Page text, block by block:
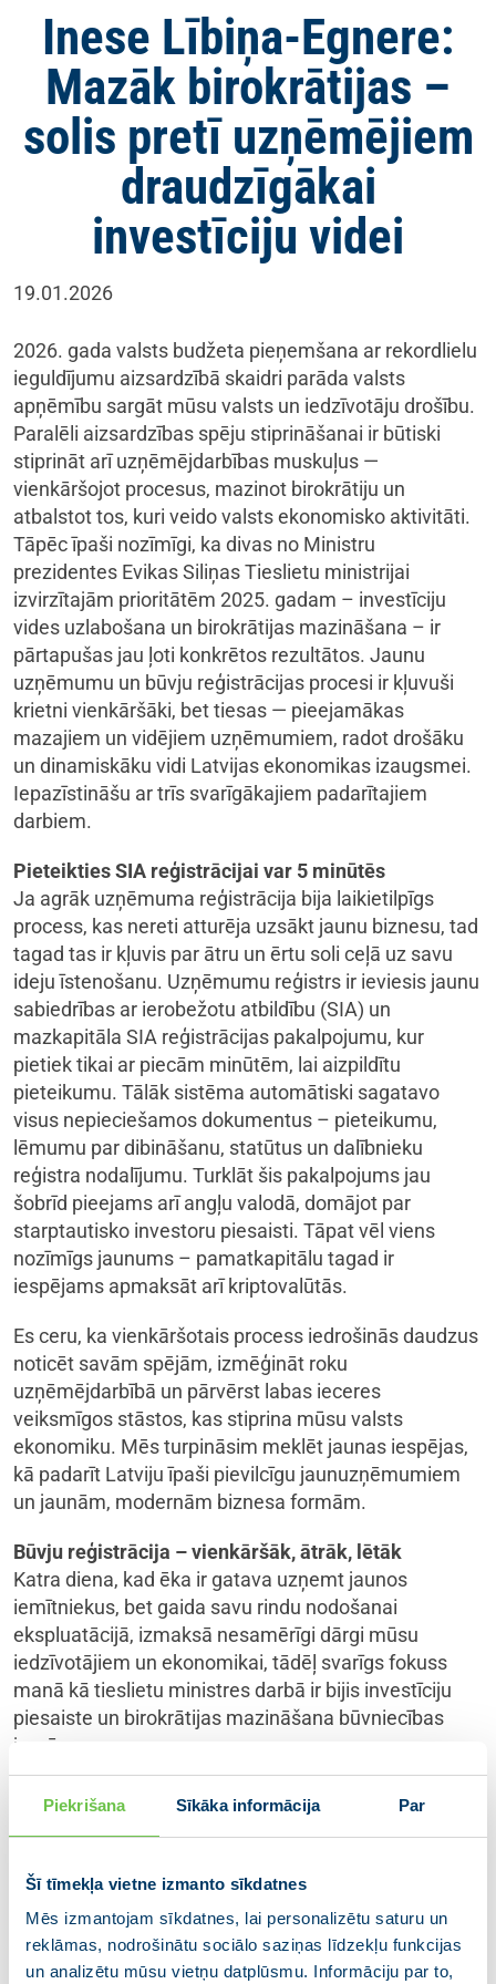
Piekrišana Sīkāka informācija Par
Šī tīmekļa vietne izmanto sīkdatnes
Mēs izmantojam sīkdatnes, lai personalizētu saturu un
reklāmas, nodrošinātu sociālo saziņas līdzekļu funkcijas
un analizētu mūsu vietņu datplūsmu. Informāciju par to,
Inese Lībiņa-Egnere:
Mazāk birokrātijas –
solis pretī uzņēmējiem
draudzīgākai
investīciju videi
19.01.2026
2026. gada valsts budžeta pieņemšana ar rekordlielu
ieguldījumu aizsardzībā skaidri parāda valsts
apņēmību sargāt mūsu valsts un iedzīvotāju drošību.
Paralēli aizsardzības spēju stiprināšanai ir būtiski
stiprināt arī uzņēmējdarbības muskuļus —
vienkāršojot procesus, mazinot birokrātiju un
atbalstot tos, kuri veido valsts ekonomisko aktivitāti.
Tāpēc īpaši nozīmīgi, ka divas no Ministru
prezidentes Evikas Siliņas Tieslietu ministrijai
izvirzītajām prioritātēm 2025. gadam – investīciju
vides uzlabošana un birokrātijas mazināšana – ir
pārtapušas jau ļoti konkrētos rezultātos. Jaunu
uzņēmumu un būvju reģistrācijas procesi ir kļuvuši
krietni vienkāršāki, bet tiesas — pieejamākas
mazajiem un vidējiem uzņēmumiem, radot drošāku
un dinamiskāku vidi Latvijas ekonomikas izaugsmei.
Iepazīstināšu ar trīs svarīgākajiem padarītajiem
darbiem.
Pieteikties SIA reģistrācijai var 5 minūtēs
Ja agrāk uzņēmuma reģistrācija bija laikietilpīgs
process, kas nereti atturēja uzsākt jaunu biznesu, tad
tagad tas ir kļuvis par ātru un ērtu soli ceļā uz savu
ideju īstenošanu. Uzņēmumu reģistrs ir ieviesis jaunu
sabiedrības ar ierobežotu atbildību (SIA) un
mazkapitāla SIA reģistrācijas pakalpojumu, kur
pietiek tikai ar piecām minūtēm, lai aizpildītu
pieteikumu. Tālāk sistēma automātiski sagatavo
visus nepieciešamos dokumentus – pieteikumu,
lēmumu par dibināšanu, statūtus un dalībnieku
reģistra nodalījumu. Turklāt šis pakalpojums jau
šobrīd pieejams arī angļu valodā, domājot par
starptautisko investoru piesaisti. Tāpat vēl viens
nozīmīgs jaunums – pamatkapitālu tagad ir
iespējams apmaksāt arī kriptovalūtās.
Es ceru, ka vienkāršotais process iedrošinās daudzus
noticēt savām spējām, izmēģināt roku
uzņēmējdarbībā un pārvērst labas ieceres
veiksmīgos stāstos, kas stiprina mūsu valsts
ekonomiku. Mēs turpināsim meklēt jaunas iespējas,
kā padarīt Latviju īpaši pievilcīgu jaunuzņēmumiem
un jaunām, modernām biznesa formām.
Būvju reģistrācija – vienkāršāk, ātrāk, lētāk
Katra diena, kad ēka ir gatava uzņemt jaunos
iemītniekus, bet gaida savu rindu nodošanai
ekspluatācijā, izmaksā nesamērīgi dārgi mūsu
iedzīvotājiem un ekonomikai, tādēļ svarīgs fokuss
manā kā tieslietu ministres darbā ir bijis investīciju
piesaiste un birokrātijas mazināšana būvniecības
jomā.
Esmu patiesi lepna, ka 2026. gada 6. janvārī darbu
(būvvaldē, Valsts zemes dienestā un Zemesgrāmatā)
ar iesniegumiem, bet pietiek ar vienu iesniegumu
Būvniecības informācijas sistēmā (BIS). Pārējās
reģistrācijas darbības secīgi nodrošinās atbildīgās